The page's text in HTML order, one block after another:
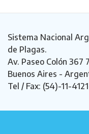
Sistema Nacional
de Plagas.
Av. Paseo Colón 367
Buenos Aires -
Tel / Fax: (54)-11-